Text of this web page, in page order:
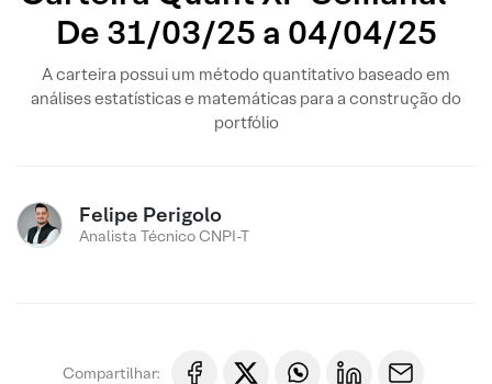
De 31/03/25 a 04/04/25
A carteira possui um método quantitativo baseado em
análises estatísticas e matemáticas para a construção do
portfólio
Felipe Perigolo
Analista Técnico CNPI-T
Compartilhar: